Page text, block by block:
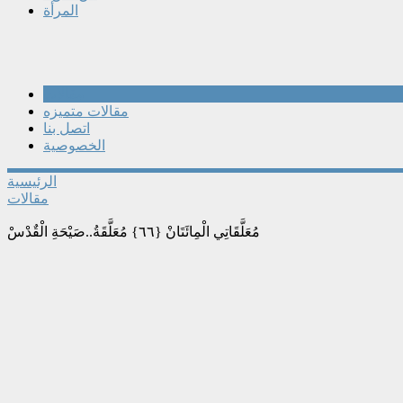
المرأة
مقالات متميزه
اتصل بنا
الخصوصية
الرئيسية
مقالات
مُعَلَّقَاتِي الْمِائَتَانْ {٦٦} مُعَلَّقَةُ..صَيْحَةِ الْقٌدْسْ